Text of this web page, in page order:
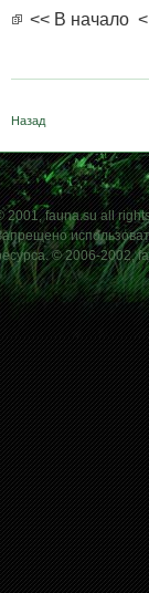
<< В начало
Назад
2001, fauna.su all
© 2006-2002,